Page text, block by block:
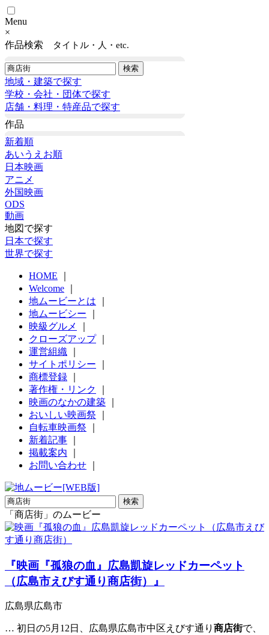
Menu
×
作品検索
タイトル・人・etc.
地域・建築で探す
学校・会社・団体で探す
店舗・料理・特産品で探す
作品
新着順
あいうえお順
日本映画
アニメ
外国映画
ODS
動画
地図で探す
日本で探す
世界で探す
HOME
Welcome
地ムービーとは
地ムービシー
映級グルメ
クローズアップ｜
運営組織
サイトポリシー
商標登録
著作権・リンク
映画のなかの建築
おいしい映画祭
自転車映画祭
新着記事
掲載案内
お問い合わせ
「商店街」のムービー
『映画『孤狼の血』広島凱旋レッドカーペット
（広島市えびす通り商店街）』
広島県広島市
… 初日の5月12日、広島県広島市中区えびす通り 商店街で、